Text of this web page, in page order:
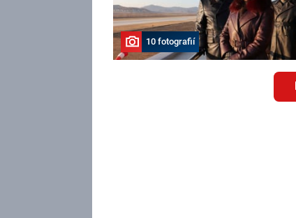
10 fotografií